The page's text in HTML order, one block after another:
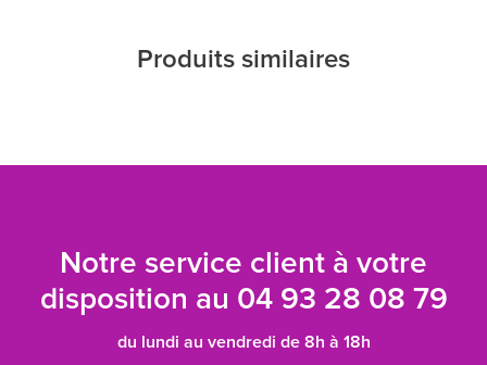
Produits similaires
Notre service client à votre
disposition au 04 93 28 08 79
du lundi au vendredi de 8h à 18h